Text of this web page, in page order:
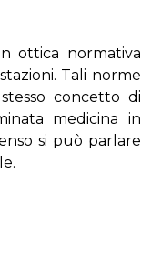
ottica normativa
Tali norme
concetto di
medicina in
si può parlare